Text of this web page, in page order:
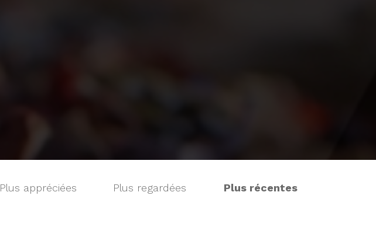
Plus appréciées Plus regardées Plus récentes